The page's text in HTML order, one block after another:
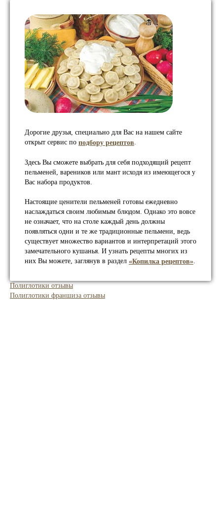
Дорогие друзья, специально для Вас на нашем сайте
открыт сервис по подбору рецептов
Здесь Вы сможете выбрать для себя подходящий рецепт
пельменей, вареников или мант исходя из имеющегося у
Вас набора продуктов.
Настоящие ценители пельменей готовы ежедневно
наслаждаться своим любимым блюдом. Однако это вовсе
не означает, что на столе каждый день должны
появляться одни и те же традиционные пельмени, ведь
существует множество вариантов и интерпретаций этого
замечательного кушанья. И узнать рецепты многих из
них Вы можете, заглянув в раздел «Копилка рецептов»
Полиглотики отзывы
Полиглотики франшиза отзывы